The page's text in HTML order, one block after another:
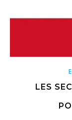
LES